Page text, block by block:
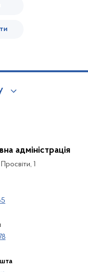
адміністрація
1